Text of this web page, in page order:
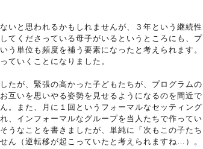
いと思われるかもしれませんが、３年という継続性
てくださっている母子がいるというところにも、プ
う単位も頻度を補う要素になったと考えられます。
ていくことになりました。
たが、緊張の高かった子どもたちが、プログラムの
互いを思いやる姿勢を見せるようになるのを間近で
。また、月に１回というフォーマルなセッティング
、インフォーマルなグループを当人たちで作ってい
うなことを書きましたが、単純に「次もこの子たち
ん（逆転移が起こっていたと考えられますね…）。